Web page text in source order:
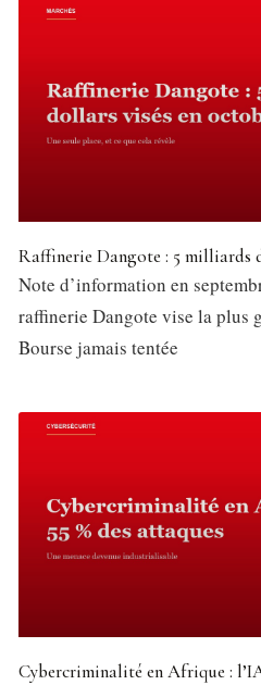
Raffinerie Dangote : 5 milliards
Note d’information en
raffinerie Dangote vise la plus
Bourse jamais tentée
Cybercriminalité en Afrique :